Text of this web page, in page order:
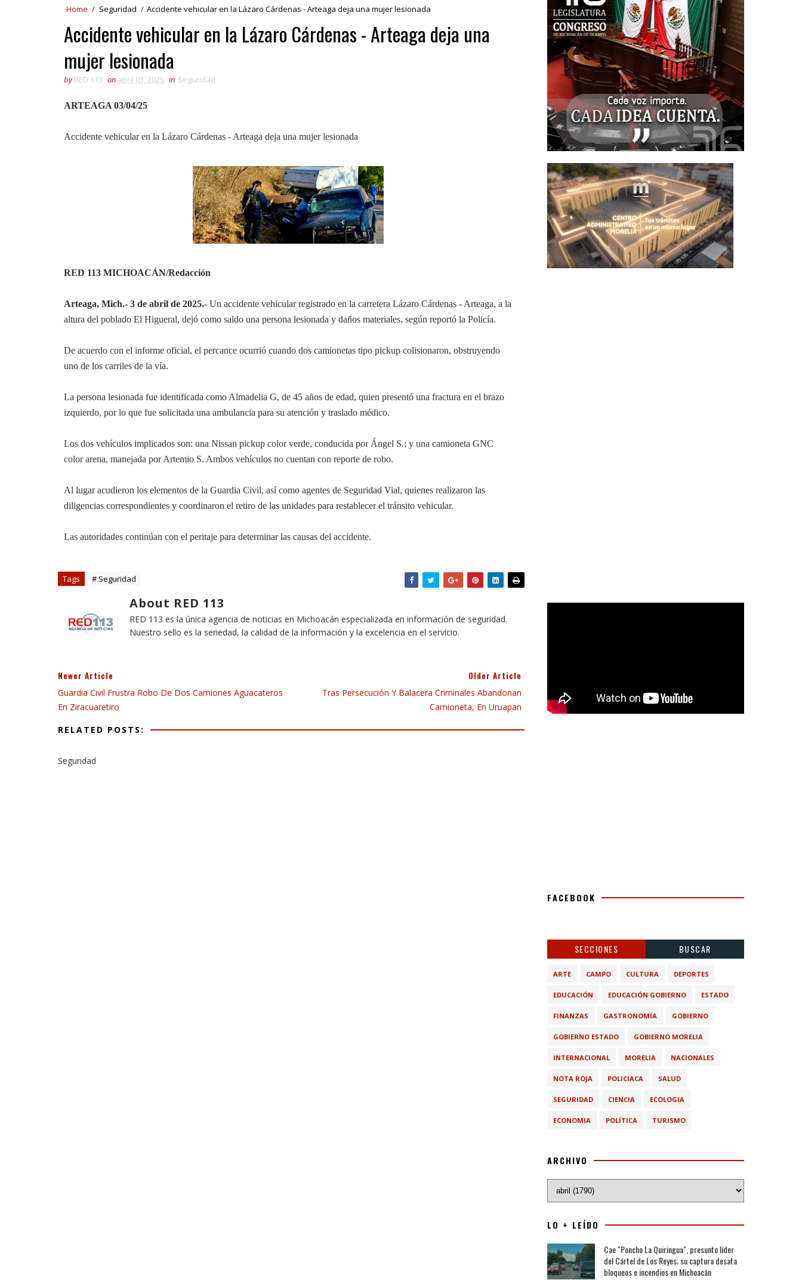
Home / Seguridad / Accidente vehicular en la Lázaro Cárdenas - Arteaga deja una mujer lesionada
Accidente vehicular en la Lázaro Cárdenas - Arteaga deja una
mujer lesionada
by RED 113 on abril 03, 2025 in Seguridad
ARTEAGA 03/04/25
Accidente vehicular en la Lázaro Cárdenas - Arteaga deja una mujer lesionada
RED 113 MICHOACÁN/Redacción
Arteaga, Mich.- 3 de abril de 2025.- Un accidente vehicular registrado en la carretera Lázaro Cárdenas - Arteaga, a la
altura del poblado El Higueral, dejó como saldo una persona lesionada y daños materiales, según reportó la Policía.
De acuerdo con el informe oficial, el percance ocurrió cuando dos camionetas tipo pickup colisionaron, obstruyendo
uno de los carriles de la vía.
La persona lesionada fue identificada como Almadelia G, de 45 años de edad, quien presentó una fractura en el brazo
izquierdo, por lo que fue solicitada una ambulancia para su atención y traslado médico.
Los dos vehículos implicados son: una Nissan pickup color verde, conducida por Ángel S.; y una camioneta GNC
color arena, manejada por Artemio S. Ambos vehículos no cuentan con reporte de robo.
Al lugar acudieron los elementos de la Guardia Civil, así como agentes de Seguridad Vial, quienes realizaron las
diligencias correspondientes y coordinaron el retiro de las unidades para restablecer el tránsito vehicular.
Las autoridades continúan con el peritaje para determinar las causas del accidente.
Tags # Seguridad
About RED 113
RED 113 es la única agencia de noticias en Michoacán especializada en información de seguridad.
Nuestro sello es la seriedad, la calidad de la información y la excelencia en el servicio.
Newer Article
Guardia Civil Frustra Robo De Dos Camiones Aguacateros
En Ziracuaretiro
Older Article
Tras Persecución Y Balacera Criminales Abandonan
Camioneta, En Uruapan
RELATED POSTS:
Seguridad
FACEBOOK
SECCIONES BUSCAR
ARTE CAMPO CULTURA DEPORTES
EDUCACIÓN EDUCACIÓN GOBIERNO ESTADO
FINANZAS GASTRONOMÍA GOBIERNO
GOBIERNO ESTADO GOBIERNO MORELIA
INTERNACIONAL MORELIA NACIONALES
NOTA ROJA POLICIACA SALUD
SEGURIDAD CIENCIA ECOLOGIA
ECONOMIA POLÍTICA TURISMO
ARCHIVO
LO + LEÍDO
Cae "Poncho La Quiringua", presunto líder
del Cártel de Los Reyes; su captura desata
bloqueos e incendios en Michoacán